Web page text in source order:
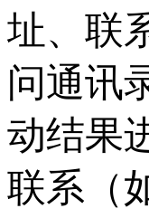
址、联
问通讯
动结果
联系（